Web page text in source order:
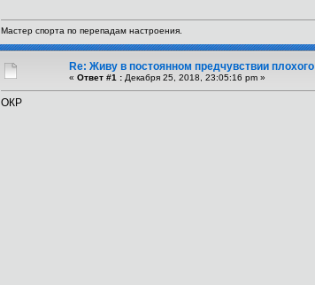
Мастер спорта по перепадам настроения.
Re: Живу в постоянном предчувствии плохого
« Ответ #1 : Декабря 25, 2018, 23:05:16 pm »
ОКР